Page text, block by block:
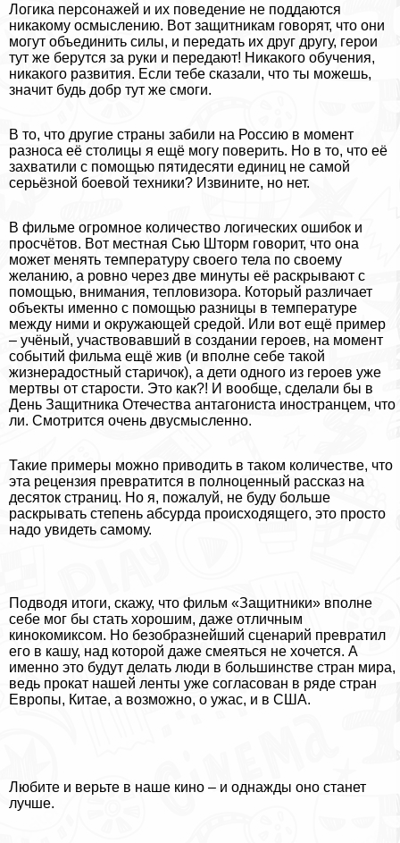
Логика персонажей и их поведение не поддаются
никакому осмыслению. Вот защитникам говорят, что они
могут объединить силы, и передать их друг другу, герои
тут же берутся за руки и передают! Никакого обучения,
никакого развития. Если тебе сказали, что ты можешь,
значит будь добр тут же смоги.
В то, что другие страны забили на Россию в момент
разноса её столицы я ещё могу поверить. Но в то, что её
захватили с помощью пятидесяти единиц не самой
серьёзной боевой техники? Извините, но нет.
В фильме огромное количество логических ошибок и
просчётов. Вот местная Сью Шторм говорит, что она
может менять температуру своего тела по своему
желанию, а ровно через две минуты её раскрывают с
помощью, внимания, тепловизора. Который различает
объекты именно с помощью разницы в температуре
между ними и окружающей средой. Или вот ещё пример
– учёный, участвовавший в создании героев, на момент
событий фильма ещё жив (и вполне себе такой
жизнерадостный старичок), а дети одного из героев уже
мертвы от старости. Это как?! И вообще, сделали бы в
День Защитника Отечества антагониста иностранцем, что
ли. Смотрится очень двусмысленно.
Такие примеры можно приводить в таком количестве, что
эта рецензия превратится в полноценный рассказ на
десяток страниц. Но я, пожалуй, не буду больше
раскрывать степень абсурда происходящего, это просто
надо увидеть самому.
Подводя итоги, скажу, что фильм «Защитники» вполне
себе мог бы стать хорошим, даже отличным
кинокомиксом. Но безобразнейший сценарий превратил
его в кашу, над которой даже смеяться не хочется. А
именно это будут делать люди в большинстве стран мира,
ведь прокат нашей ленты уже согласован в ряде стран
Европы, Китае, а возможно, о ужас, и в США.
Любите и верьте в наше кино – и однажды оно станет
лучше.